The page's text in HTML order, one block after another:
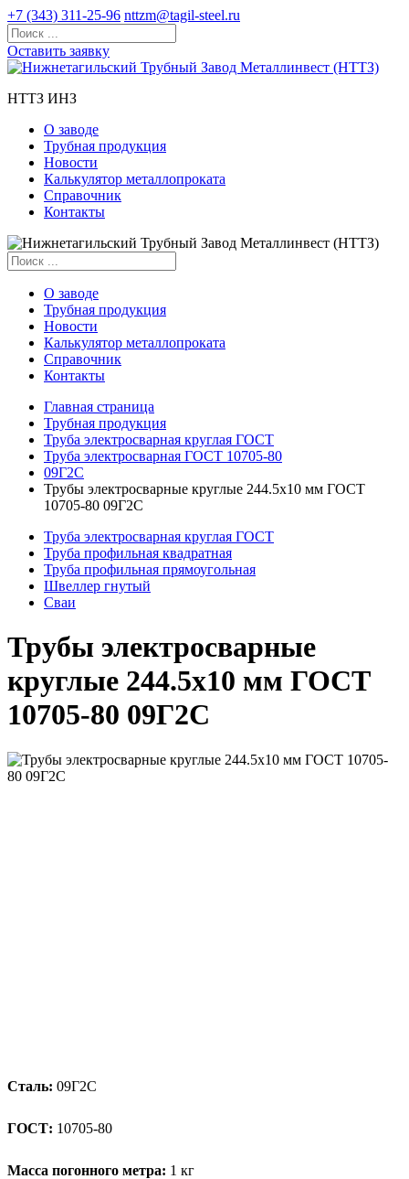
+7 (343) 311-25-96 nttzm@tagil-steel.ru
Оставить заявку
НТТЗ ИНЗ
О заводе
Трубная продукция
Новости
Калькулятор металлопроката
Справочник
Контакты
О заводе
Трубная продукция
Новости
Калькулятор металлопроката
Справочник
Контакты
Главная страница
Трубная продукция
Труба электросварная круглая ГОСТ
Труба электросварная ГОСТ 10705-80
09Г2С
Трубы электросварные круглые 244.5x10 мм ГОСТ
10705-80 09Г2С
Труба электросварная круглая ГОСТ
Труба профильная квадратная
Труба профильная прямоугольная
Швеллер гнутый
Сваи
Трубы электросварные
круглые 244.5x10 мм ГОСТ
10705-80 09Г2С
Сталь: 09Г2С
ГОСТ: 10705-80
Масса погонного метра: 1 кг